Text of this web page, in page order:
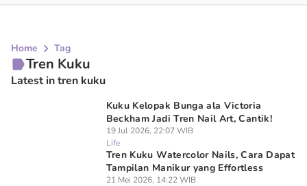
Home Tag
Tren Kuku
Latest in tren kuku
Kuku Kelopak Bunga ala Victoria
Beckham Jadi Tren Nail Art, Cantik!
19 Jul 2026, 22:07 WIB
Life
Tren Kuku Watercolor Nails, Cara Dapat
Tampilan Manikur yang Effortless
21 Mei 2026, 14:22 WIB